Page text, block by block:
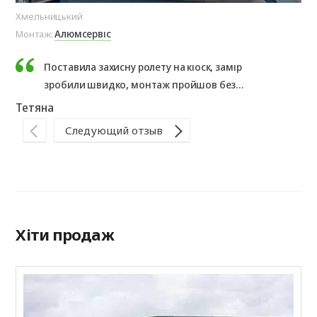
Хмельницький
Монтаж:Алюмсервіс
Поставила захисну ролету на кіоск, замір
зробили швидко, монтаж пройшов без
проблем. Результатом дуже задоволена,
Тетяна
Следующий отзыв
Хіти продаж